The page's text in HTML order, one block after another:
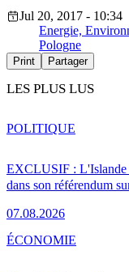
Jul 20, 2017 - 10:34
Energie,
Pologne
Print Partager
LES PLUS LUS
EXCLUSIF : L'Islande
dans son référendum
07.08.2026
POLITIQUE
ÉCONOMIE